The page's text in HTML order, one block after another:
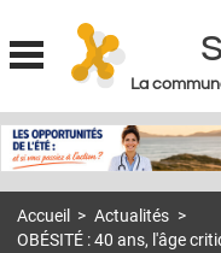
La
MON COMPTE
S'ABONNER À LA REVUE
Accueil > Actualités >
OBÉSITÉ : 40 ans, l'âge